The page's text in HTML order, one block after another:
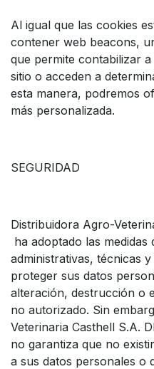
Al igual que las cookies
contener web beacons,
que permite contabilizar
sitio o acceden a
esta manera, podremos
más personalizada.
SEGURIDAD
Distribuidora Agro-
ha adoptado las medidas
administrativas, técnicas
proteger sus datos
alteración, destrucción o
no autorizado. Sin
Veterinaria Casthell S.A.
no garantiza que no
a sus datos personales o